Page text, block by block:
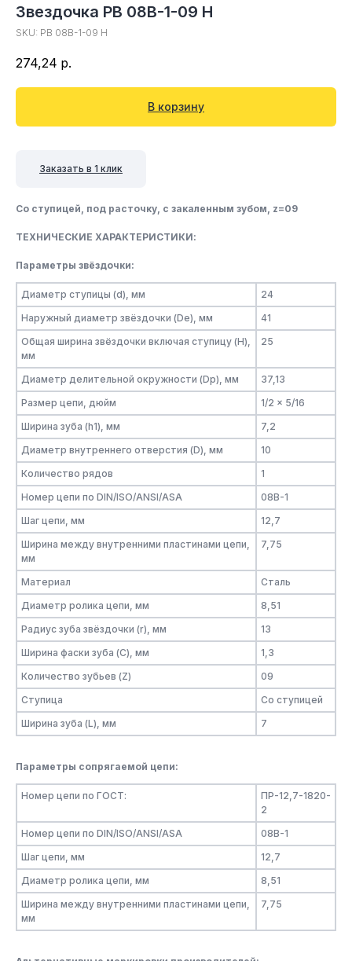
Звездочка PB 08B-1-09 H
SKU: PB 08B-1-09 H
274,24 р.
В корзину
Заказать в 1 клик
Со ступицей, под расточку, c закаленным зубом, z=09
ТЕХНИЧЕСКИЕ ХАРАКТЕРИСТИКИ:
Параметры звёздочки:
Диаметр ступицы (d), мм
24
Наружный диаметр звёздочки (De), мм
41
Общая ширина звёздочки включая ступицу (H),
мм
25
Диаметр делительной окружности (Dp), мм
37,13
Размер цепи, дюйм
1/2 x 5/16
Ширина зуба (h1), мм
7,2
Диаметр внутреннего отверстия (D), мм
10
Количество рядов
1
Номер цепи по DIN/ISO/ANSI/ASA
08B-1
Шаг цепи, мм
12,7
Ширина между внутренними пластинами цепи,
мм
7,75
Материал
Сталь
Диаметр ролика цепи, мм
8,51
Радиус зуба звёздочки (r), мм
13
Ширина фаски зуба (C), мм
1,3
Количество зубьев (Z)
09
Ступица
Со ступицей
Ширина зуба (L), мм
7
Параметры сопрягаемой цепи:
Номер цепи по ГОСТ:
ПР-12,7-1820-
2
Номер цепи по DIN/ISO/ANSI/ASA
08B-1
Шаг цепи, мм
12,7
Диаметр ролика цепи, мм
8,51
Ширина между внутренними пластинами цепи,
мм
7,75